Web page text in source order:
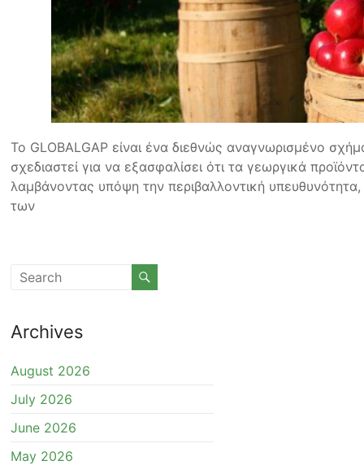
Το GLOBALGAP είναι ένα διεθνώς αναγνωρισμένο
σχεδιαστεί για να εξασφαλίσει ότι τα γεωργικά
λαμβάνοντας υπόψη την περιβαλλοντική
των
Archives
August 2026
July 2026
June 2026
May 2026